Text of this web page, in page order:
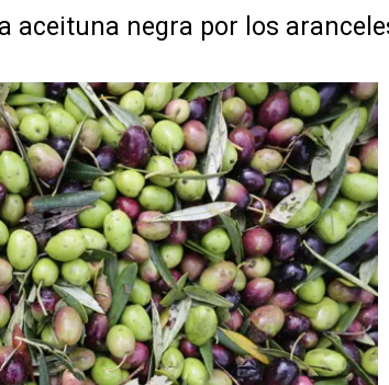
aceituna negra por los